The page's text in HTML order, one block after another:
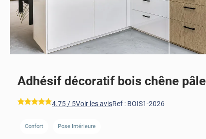
Adhésif décoratif bois chêne pâle
*****
4.75 / 5Voir les avisRef : BOIS1-2026
Confort Pose Intérieure